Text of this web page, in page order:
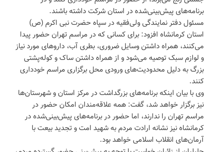
برنامه‌های پیش‌بینی‌شده در استان شرکت داشته باشند.
مسئول دفتر نمایندگی ولی‌فقیه در سپاه حضرت نبی اکرم (ص)
استان کرمانشاه افزود: برای کسانی که در مراسم تهران حضور پیدا
می‌کنند، همراه داشتن وسایل ضروری، بطری آب، داروهای مورد نیاز
و لوازم سبک توصیه می‌شود و از همراه داشتن ساک و کوله‌پشتی
بزرگ به دلیل محدودیت‌های ورودی محل برگزاری مراسم خودداری
کنند.
وی با بیان اینکه برنامه‌های بزرگداشت در مرکز استان و شهرستان‌ها
نیز برگزار خواهد شد، گفت: همه علاقه‌مندان امکان حضور در
مراسم تهران را ندارند، اما حضور در برنامه‌های پیش‌بینی‌شده در
کرمانشاه نیز نشانه ارادت مردم به شهید امت و تجدید بیعت با
آرمان‌های انقلاب اسلامی خواهد بود.